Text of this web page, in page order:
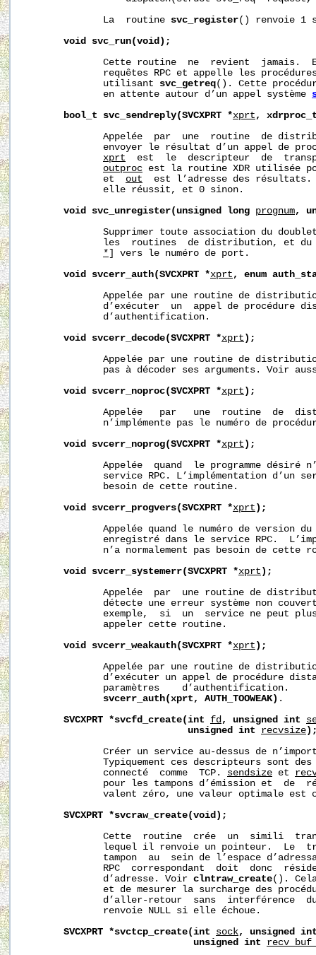
              La  routine
svc_register() renvoie 1
void
svc_run(void);
Cette routine  ne  revient  jamais.
requêtes RPC et appelle les
              utilisant
svc_getreq(). Cette
              en attente autour d’un appel système
bool_t
svc_sendreply(SVCXPRT *xprt ,
Appelée  par  une  routine  de
envoyer le résultat d’un appel de
xprt
est  le  descripteur  de
outproc est la routine XDR utilisée
              et
out
est l’adresse des
              elle réussit, et 0 sinon.
void
svc_unregister(unsigned long prognum,
Supprimer toute association du
les  routines  de distribution, et du
* ] vers le numéro de port.
void
svcerr_auth(SVCXPRT *xprt , enum
Appelée par une routine de
d’exécuter  un  appel de procédure
              d’authentification.
void
svcerr_decode(SVCXPRT *xprt );
Appelée par une routine de
pas à décoder ses arguments. Voir
void
svcerr_noproc(SVCXPRT *xprt );
Appelée   par   une  routine  de
n’implémente pas le numéro de
void
svcerr_noprog(SVCXPRT *xprt );
Appelée  quand  le programme désiré
service RPC. L’implémentation d’un
              besoin de cette routine.
void
svcerr_progvers(SVCXPRT *xprt );
Appelée quand le numéro de version
enregistré dans le service RPC.
n’a normalement pas besoin de cette
void
svcerr_systemerr(SVCXPRT *xprt );
Appelée  par  une routine de
détecte une erreur système non
exemple,  si  un  service ne peut
              appeler cette routine.
void
svcerr_weakauth(SVCXPRT *xprt );
Appelée par une routine de
d’exécuter un appel de procédure
paramètres    d’authentification.
svcerr_auth(xprt,
AUTH_TOOWEAK) .
SVCXPRT *svcfd_create(int fd , unsigned int
unsigned
int recvsize
Créer un service au-dessus de
Typiquement ces descripteurs sont
              connecté  comme  TCP.
sendsize et
pour les tampons d’émission et  de
valent zéro, une valeur optimale est
SVCXPRT *svcraw_create(void);
Cette  routine  crée  un  simili
lequel il renvoie un pointeur.  Le
tampon  au  sein de l’espace
RPC  correspondant  doit  donc
              d’adresse. Voir
clntraw_create(). Cela
et de mesurer la surcharge des
d’aller-retour  sans  interférence
              renvoie NULL si elle échoue.
SVCXPRT *svctcp_create(int sock, unsigned
unsigned
int